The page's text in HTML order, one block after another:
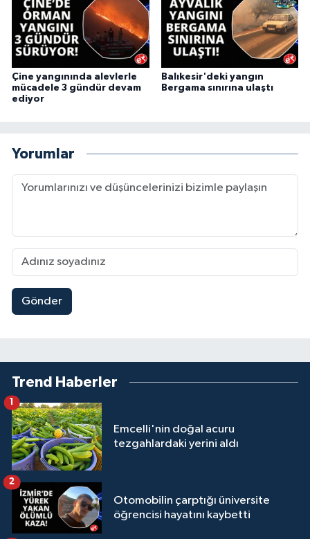
Çine yangınında alevlerle
mücadele 3 gündür devam
ediyor
Balıkesir'deki yangın
Bergama sınırına ulaştı
Yorumlar
Gönder
Trend Haberler
Emcelli'nin doğal acuru
tezgahlardaki yerini aldı
Otomobilin çarptığı üniversite
öğrencisi hayatını kaybetti
2